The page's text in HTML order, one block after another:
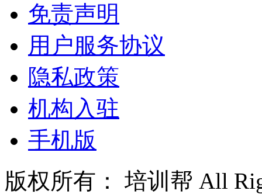
免责声明
用户服务协议
隐私政策
机构入驻
手机版
版权所有： 培训帮 All